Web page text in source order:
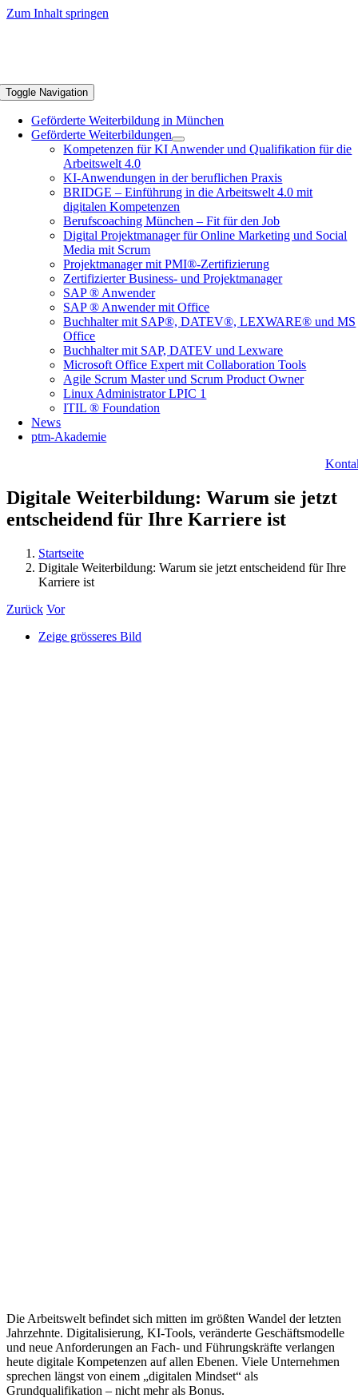
Zum Inhalt springen
Toggle Navigation
Geförderte Weiterbildung in München
Geförderte Weiterbildungen
Kompetenzen für KI Anwender und Qualifikation für die
Arbeitswelt 4.0
KI-Anwendungen in der beruflichen Praxis
BRIDGE – Einführung in die Arbeitswelt 4.0 mit
digitalen Kompetenzen
Berufscoaching München – Fit für den Job
Digital Projektmanager für Online Marketing und Social
Media mit Scrum
Projektmanager mit PMI®-Zertifizierung
Zertifizierter Business- und Projektmanager
SAP ® Anwender
SAP ® Anwender mit Office
Buchhalter mit SAP®, DATEV®, LEXWARE® und MS
Office
Buchhalter mit SAP, DATEV und Lexware
Microsoft Office Expert mit Collaboration Tools
Agile Scrum Master und Scrum Product Owner
Linux Administrator LPIC 1
ITIL ® Foundation
News
ptm-Akademie
Digitale Weiterbildung: Warum sie jetzt
entscheidend für Ihre Karriere ist
Startseite
Digitale Weiterbildung: Warum sie jetzt entscheidend für Ihre
Karriere ist
Zurück Vor
Zeige grösseres Bild
Die Arbeitswelt befindet sich mitten im größten Wandel der letzten
Jahrzehnte. Digitalisierung, KI-Tools, veränderte Geschäftsmodelle
und neue Anforderungen an Fach- und Führungskräfte verlangen
heute digitale Kompetenzen auf allen Ebenen. Viele Unternehmen
sprechen längst von einem „digitalen Mindset“ als
Grundqualifikation – nicht mehr als Bonus.